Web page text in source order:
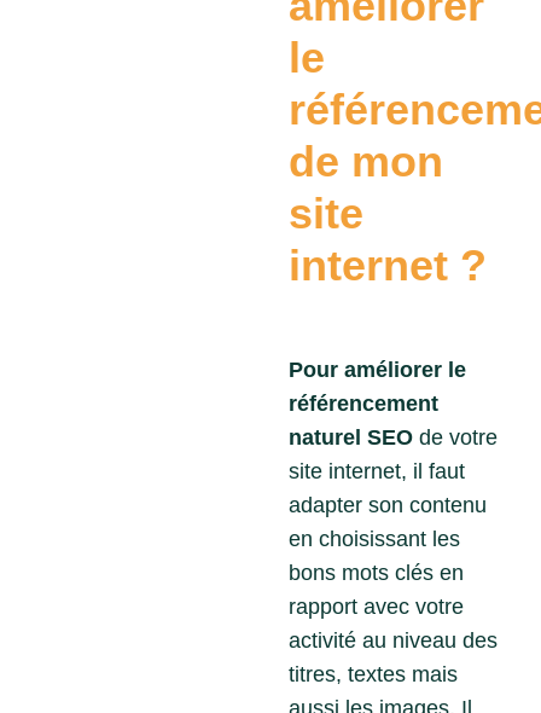
le
de mon
site
internet ?
Pour améliorer le
référencement
naturel SEO de votre
site internet, il faut
adapter son contenu
en choisissant les
bons mots clés en
rapport avec votre
activité au niveau des
titres, textes mais